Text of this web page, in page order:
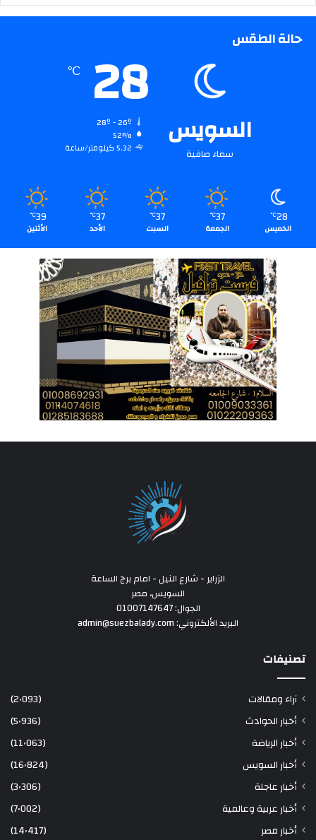
حالة الطقس
السويس
سماء صافية
28
℃
52%
5.32 كيلومتر/ساعة
28
℃
الخميس
37
℃
الجمعة
37
℃
السبت
37
℃
الأحد
39
℃
الأثنين
الزراير - شارع النيل - امام برج الساعة
السويس، مصر
الجوال: 01007147647
البريد الألكتروني: admin@suezbalady.com
تصنيفات
آراء ومقالات
(2٬093)
أخبار الحوادث
(5٬936)
أخبار الرياضة
(11٬063)
أخبار السويس
(16٬824)
أخبار عاجلة
(3٬306)
أخبار عربية وعالمية
(7٬002)
أخبار مصر
(14٬417)